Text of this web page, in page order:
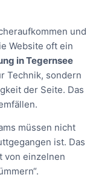
und
Website oft ein
in Tegernsee
Technik, sondern
der Seite. Das
müssen nicht
ist. Das
von einzelnen